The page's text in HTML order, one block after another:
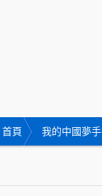
首頁 我的中國夢